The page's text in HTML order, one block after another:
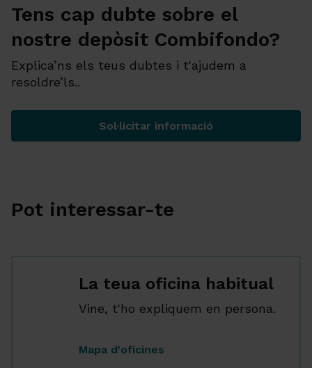
Tens cap dubte sobre el
nostre depòsit Combifondo?
Explica’ns els teus dubtes i t'ajudem a
resoldre’ls..
Sol·licitar informacióTens cap dubte sobre el
Pot interessar-te
La teua oficina habitual
Vine, t'ho expliquem en persona.
Mapa d'oficines